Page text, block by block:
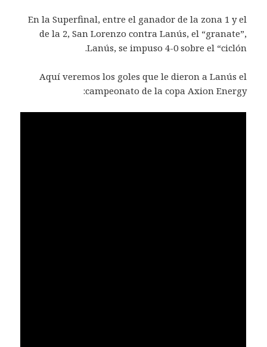
En la Superfinal, entre el ganador de la zona 1 y el
de la 2, San Lorenzo contra Lanús, el “granate”,
Lanús, se impuso 4-0 sobre el “ciclón.
Aquí veremos los goles que le dieron a Lanús el
campeonato de la copa Axion Energy: